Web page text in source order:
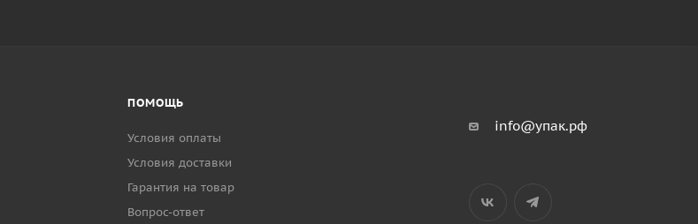
ПОМОЩЬ
Условия оплаты
Условия доставки
Гарантия на товар
Вопрос-ответ
info@упак.рф